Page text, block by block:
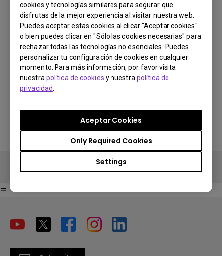
cookies y tecnologías similares para segurar que
disfrutas de la mejor experiencia al visitar nuestra web.
Puedes aceptar estas cookies al clicar "Aceptar cookies"
o bien puedes clicar en "Sólo las cookies necesarias" para
rechazar todas las tecnologías no esenciales. Puedes
personalizar tu configuración de cookies en cualquier
momento. Para más información, por favor visita
nuestra política de cookies y nuestra política de
privacidad
Settings
Only Required Cookies
Aceptar Cookies
€ 334
IVA 21% precio estándar, el precio final por país variará según el
porcentaje de IVA.
Buy Now
Search Stores
You Can Also Buy Here
Find Stores
Buy Now
=